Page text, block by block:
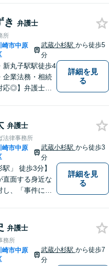
料請求／財産
など【相続】相
業と連携してワ
き 弁護士
所
崎市中原
武蔵小杉駅 から徒歩5
分
新丸子駅駅徒歩4
企業法務・相続
応◎】弁護士歴1
生の岐路に真
す。まずはお
ださい！
詳細を見
る
弁護士
法律事務所
崎市中原
武蔵小杉駅 から徒歩3
分
駅」 徒歩3分】
直面する身近な
、「事件に大
でも、真剣に
の解決策をご
【近隣駐車場】
詳細を見
る
弁護士
務所
崎市中原
武蔵小杉駅 から徒歩7
分